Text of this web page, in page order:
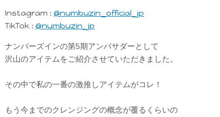
Instagram : @numbuzin_official_jp
TikTok : @numbuzin_jp
ナンバーズインの第5期アンバサダーとして
沢山のアイテムをご紹介させていただきました。
その中で私の一番の激推しアイテムがコレ！
もう今までのクレンジングの概念が覆るくらいの